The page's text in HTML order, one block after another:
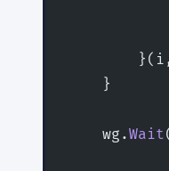
    }
    wg.
Wait